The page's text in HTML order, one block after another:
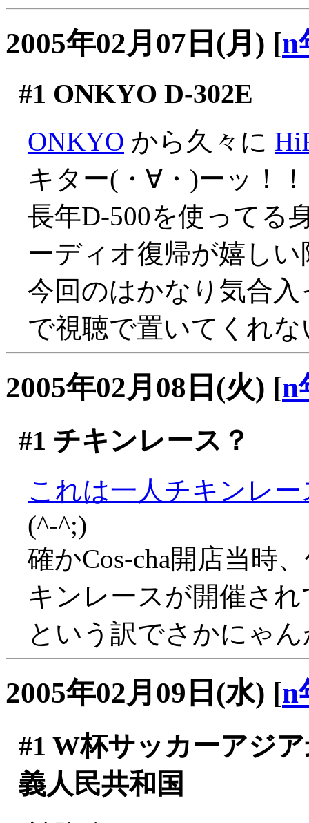
2005年02月07日(月) [n
#1 ONKYO D-302E
ONKYO から久々に
キター(・∀・)ーッ！！
長年D-500を使ってる
ーディオ復帰が嬉し
今回のはかなり気合
で視聴で置いてくれ
2005年02月08日(火) [n
#1 チキンレース？
これは一人チキンレー
(^-^;)
確かCos-cha開店当時
キンレースが開催さ
という訳でさかにゃ
2005年02月09日(水) [n
#1 W杯サッカーアジ
義人民共和国